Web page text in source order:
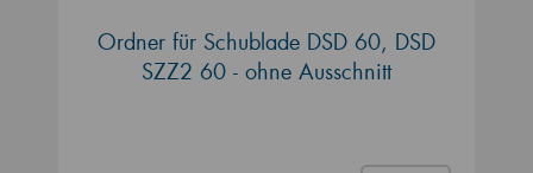
Ordner für Schublade DSD 60, DSD
SZZ2 60 - ohne Ausschnitt